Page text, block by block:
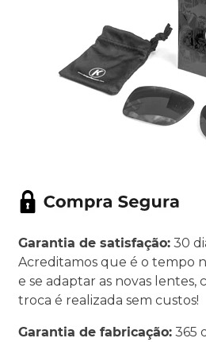
Garantia de satisfação: 30
Acreditamos que é o tempo
e se adaptar as novas lentes,
troca é realizada sem custos!
Garantia de fabricação: 365